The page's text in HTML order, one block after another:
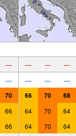
— — — —
— — — —
70 66 70 68
66 64 70 64
66 64 70 64